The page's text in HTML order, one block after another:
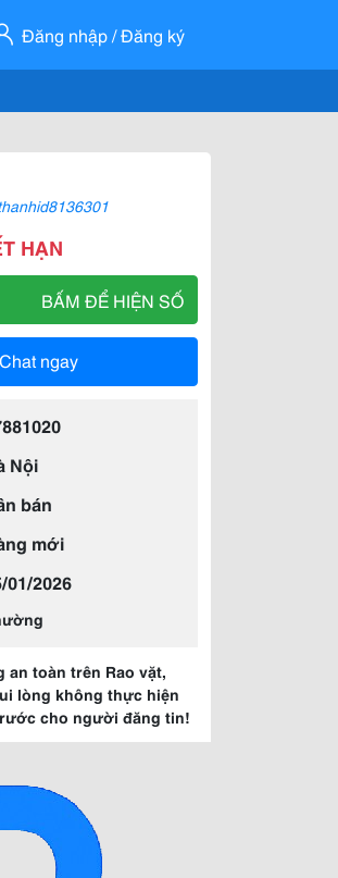
Đăng nhập / Đăng ký
HẠN
BẤM ĐỂ HIỆN SỐ
Chat ngay
Nội
bán
mới
01/2026
an toàn trên Rao vặt,
lòng không thực hiện
cho người đăng tin!